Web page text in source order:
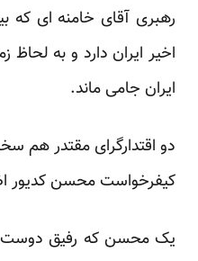
اخیر ایران دارد و به لحاظ
ایران جامی ماند.
دو اقتدارگرای مقتدر هم
کیفرخواست محسن کدیور
یک محسن که رفیق دوست